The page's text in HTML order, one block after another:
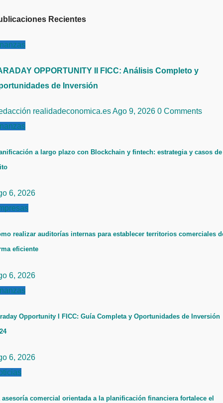
Recientes
OPPORTUNITY II FICC: Análisis Completo y
de Inversión
realidadeconomica.esAgo 9, 2026 0 Comments
a largo plazo con Blockchain y fintech: estrategia y casos de
6, 2026
realizar auditorías internas para establecer territorios comerciales
eficiente
6, 2026
Opportunity I FICC: Guía Completa y Oportunidades de Inversión
6, 2026
asesoría comercial orientada a la planificación financiera fortalece el